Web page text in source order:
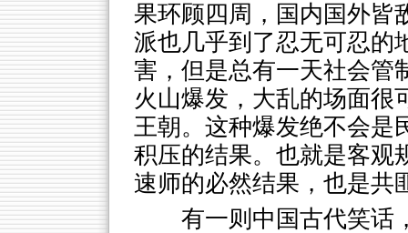
果环顾四周，国内国外皆
派也几乎到了忍无可忍的
害，但是总有一天社会管
火山爆发，大乱的场面很
王朝。这种爆发绝不会是
积压的结果。也就是客观
速师的必然结果，也是共
有一则中国古代笑话